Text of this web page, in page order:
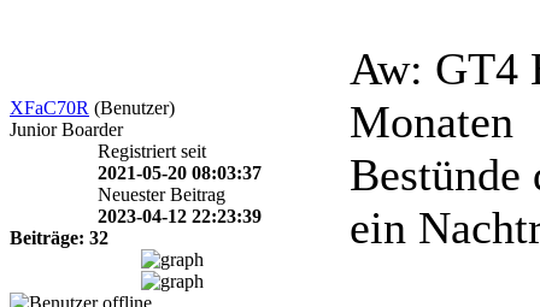
XFaC70R (Benutzer)
Junior Boarder
Registriert seit
2021-05-20 08:03:37
Neuester Beitrag
2023-04-12 22:23:39
Beiträge: 32
Aw: GT4
Monaten
ein